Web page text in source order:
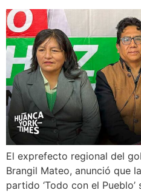
El exprefecto regional del
Brangil Mateo, anunció que
partido ‘Todo con el